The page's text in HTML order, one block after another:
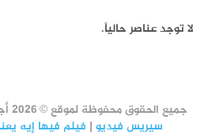
لا توجد عناصر حالياً.
جميع الحقوق محفوظة لموقع © 2026 أجارس للصحة
سيريس فيديو | فيلم فيها إيه